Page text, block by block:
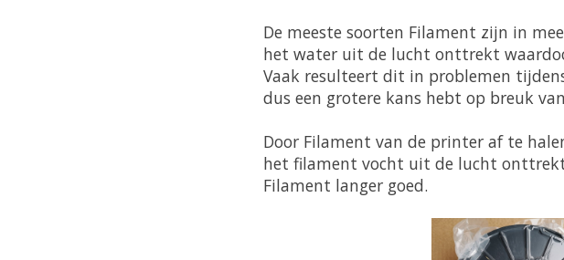
De meeste soorten Filament zijn in
het water uit de lucht onttrekt
Vaak resulteert dit in problemen
dus een grotere kans hebt op breuk
Door Filament van de printer af te
het filament vocht uit de lucht
Filament langer goed.